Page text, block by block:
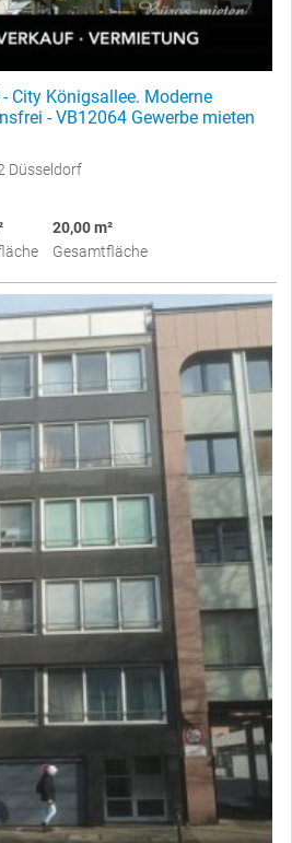
City Königsallee. Moderne
- VB12064 Gewerbe mieten
Düsseldorf
20,00 m²
Gesamtfläche